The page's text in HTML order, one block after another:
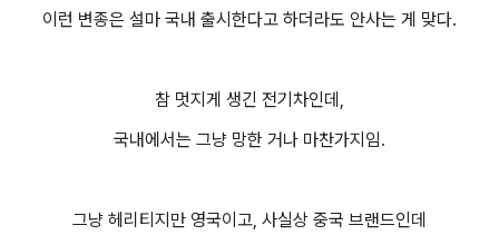
이런 변종은 설마 국내 출시한다고 하더라도 안사는 게 맞다.
참 멋지게 생긴 전기차인데,
국내에서는 그냥 망한 거나 마찬가지임.
그냥 헤리티지만 영국이고, 사실상 중국 브랜드인데